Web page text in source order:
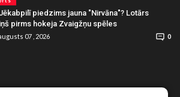
piedzims jauna "Nirvāna"? Lotārs
pirms hokeja Zvaigžņu spēles
07 , 2026 0